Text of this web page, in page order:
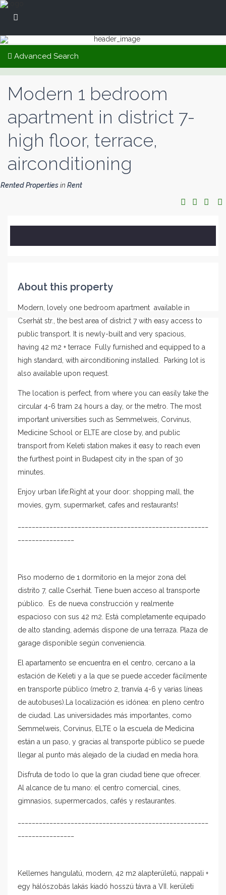
Advanced Search
Modern 1 bedroom
apartment in district 7-
high floor, terrace,
airconditioning
Rented Propertiesin Rent
About this property
Modern, lovely one bedroom apartment available in
Cserhát str., the best area of district 7 with easy access to
public transport. It is newly-built and very spacious,
having 42 m2 + terrace Fully furnished and equipped to a
high standard, with airconditioning installed. Parking lot is
also available upon request.
The location is perfect, from where you can easily take the
circular 4-6 tram 24 hours a day, or the metro. The most
important universities such as Semmelweis, Corvinus,
Medicine School or ELTE are close by, and public
transport from Keleti station makes it easy to reach even
the furthest point in Budapest city in the span of 30
minutes.
Enjoy urban life:Right at your door: shopping mall, the
movies, gym, supermarket, cafes and restaurants!
Piso moderno de 1 dormitorio en la mejor zona del
distrito 7, calle Cserhát. Tiene buen acceso al transporte
público. Es de nueva construcción y realmente
espacioso con sus 42 m2. Está completamente equipado
de alto standing, además dispone de una terraza. Plaza de
garage disponible según conveniencia.
El apartamento se encuentra en el centro, cercano a la
estación de Keleti y a la que se puede acceder fácilmente
en transporte público (metro 2, tranvía 4-6 y varias líneas
de autobuses).La localización es idónea: en pleno centro
de ciudad. Las universidades más importantes, como
Semmelweis, Corvinus, ELTE o la escuela de Medicina
están a un paso, y gracias al transporte público se puede
llegar al punto más alejado de la ciudad en media hora.
Disfruta de todo lo que la gran ciudad tiene que ofrecer.
Al alcance de tu mano: el centro comercial, cines,
gimnasios, supermercados, cafés y restaurantes.
Kellemes hangulatú, modern, 42 m2 alapterületű, nappali +
egy hálószobás lakás kiadó hosszú távra a VII. kerületi